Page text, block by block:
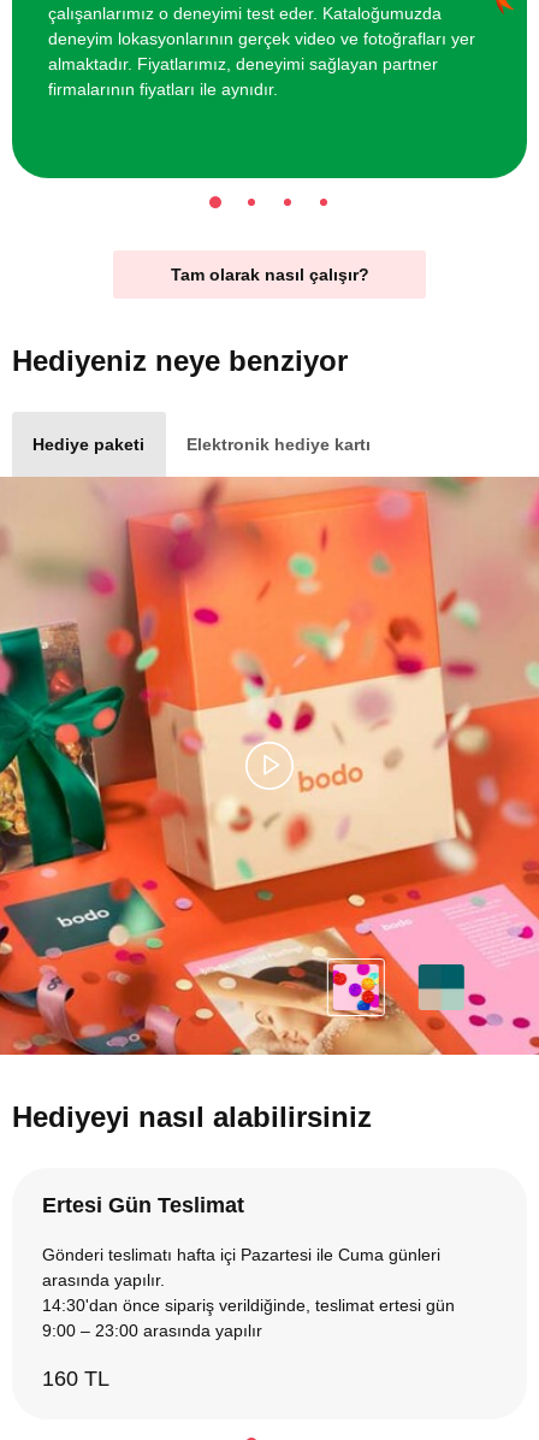
çalışanlarımız o deneyimi test eder. Kataloğumuzda
deneyim lokasyonlarının gerçek video ve fotoğrafları yer
almaktadır. Fiyatlarımız, deneyimi sağlayan partner
firmalarının fiyatları ile aynıdır.
Tam olarak nasıl çalışır?
Hediyeniz neye benziyor
Hediye paketi Elektronik hediye kartı
Hediyeyi nasıl alabilirsiniz
Ertesi Gün Teslimat
Gönderi teslimatı hafta içi Pazartesi ile Cuma günleri
arasında yapılır.
14:30'dan önce sipariş verildiğinde, teslimat ertesi gün
9:00 – 23:00 arasında yapılır
160 TL